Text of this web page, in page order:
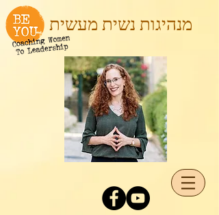
מנהיגות נשית מעשית